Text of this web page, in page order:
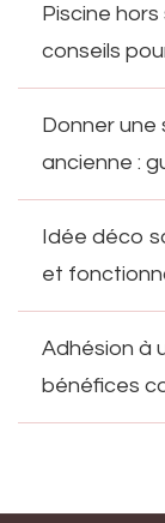
Piscine
conseils
Donner une
ancienne :
Idée déco
et
Adhésion à
bénéfices